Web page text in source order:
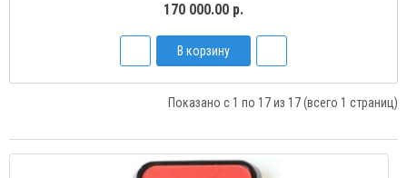
170 000.00 р.
В корзину
Показано с 1 по 17 из 17 (всего 1 страниц)